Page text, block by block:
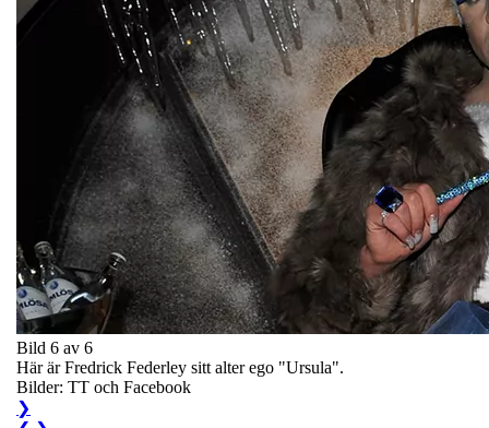
Bild 6 av 6
Här är Fredrick Federley sitt alter ego "Ursula".
Bilder: TT och Facebook
❯